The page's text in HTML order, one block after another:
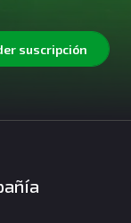
suscripción